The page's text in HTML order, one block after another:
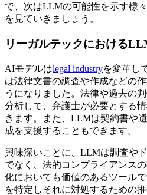
で、次はLLMの可能性を示す様
を見ていきましょう。
リーガルテックにおける
AIモデルはlegal industryを変革し
は法律文書の調査や作成などの
うになりました。法律や過去の
分析して、弁護士が必要とする
きます。また、LLMは契約書や
成を支援することもできます。
興味深いことに、LLMは調査や
でなく、法的コンプライアンス
化においても価値のあるツール
を特定しそれに対処するための